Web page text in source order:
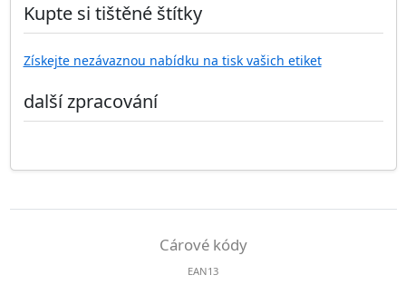
Kupte si tištěné štítky
Získejte nezávaznou nabídku na tisk vašich etiket
další zpracování
Cárové kódy
EAN13